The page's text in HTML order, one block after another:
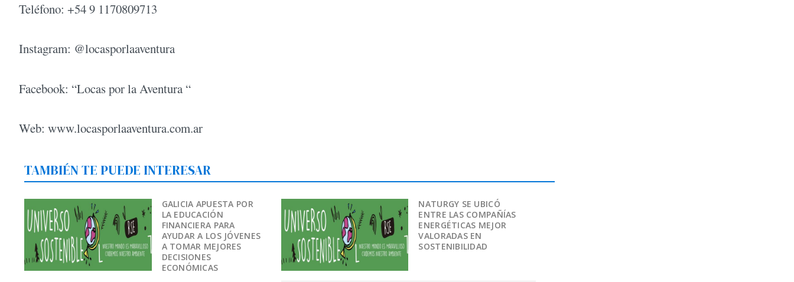
Teléfono: +54 9 1170809713
Instagram: @locasporlaaventura
Facebook: “Locas por la Aventura “
Web: www.locasporlaaventura.com.ar
TAMBIÉN TE PUEDE INTERESAR
GALICIA APUESTA POR
LA EDUCACIÓN
FINANCIERA PARA
AYUDAR A LOS JÓVENES
A TOMAR MEJORES
DECISIONES
ECONÓMICAS
NATURGY SE UBICÓ
ENTRE LAS COMPAÑÍAS
ENERGÉTICAS MEJOR
VALORADAS EN
SOSTENIBILIDAD